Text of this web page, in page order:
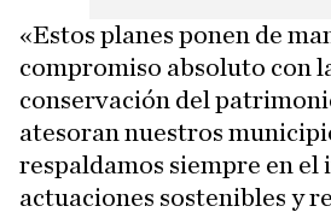
«Estos planes ponen de
compromiso absoluto con
conservación del
atesoran nuestros
respaldamos siempre en el
actuaciones sostenibles y